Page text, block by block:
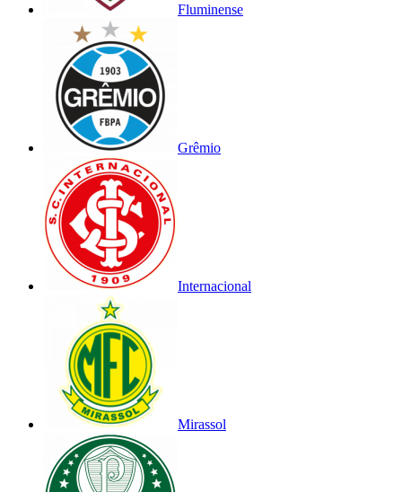
Fluminense
Grêmio
Internacional
Mirassol